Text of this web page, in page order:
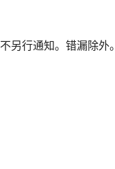
另行通知。错漏除外。
吗？